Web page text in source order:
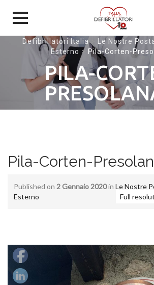
Skip to content
Defibrillatori Italia>
Le Nostre
Esterno > Pila-Corten-
PILA-
Pila-Corten-
Published on 2 Gennaio 2020in Le Nostre
Esterno
Full